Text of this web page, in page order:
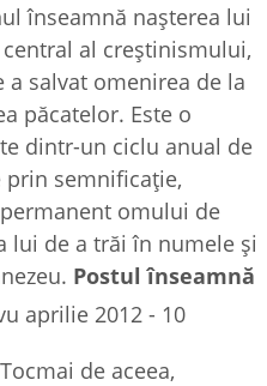
înseamnă nașterea lui
al creștinismului,
salvat omenirea de la
păcatelor. Este o
dintr-un ciclu anual de
semnificație,
omului de
lui de a trăi în numele și
Postul înseamnă
Tocmai de aceea,